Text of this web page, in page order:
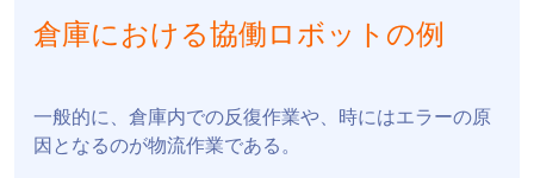
倉庫における協働ロボットの例
一般的に、倉庫内での反復作業や、時にはエラーの原
因となるのが物流作業である。